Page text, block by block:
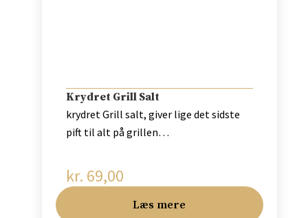
Krydret Grill Salt
krydret Grill salt, giver lige det sidste
pift til alt på grillen…
kr. 69,00
Læs mere